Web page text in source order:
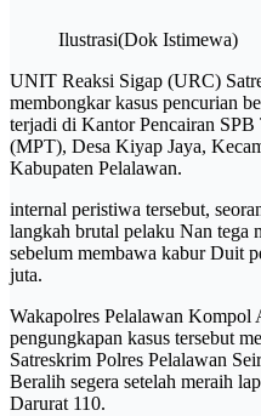
Ilustrasi(Dok Istimewa)
UNIT Reaksi Sigap (URC)
membongkar kasus pencurian
terjadi di Kantor Pencairan
(MPT), Desa Kiyap Jaya,
Kabupaten Pelalawan.
internal peristiwa tersebut,
langkah brutal pelaku Nan tega
sebelum membawa kabur Duit
juta.
Wakapolres Pelalawan Kompol
pengungkapan kasus tersebut
Satreskrim Polres Pelalawan
Beralih segera setelah meraih
Darurat 110.